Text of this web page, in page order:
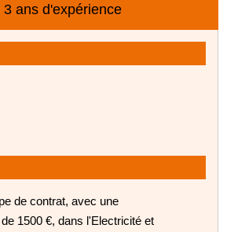
3 ans d'expérience
de contrat, avec une
1500 €, dans l'Electricité et